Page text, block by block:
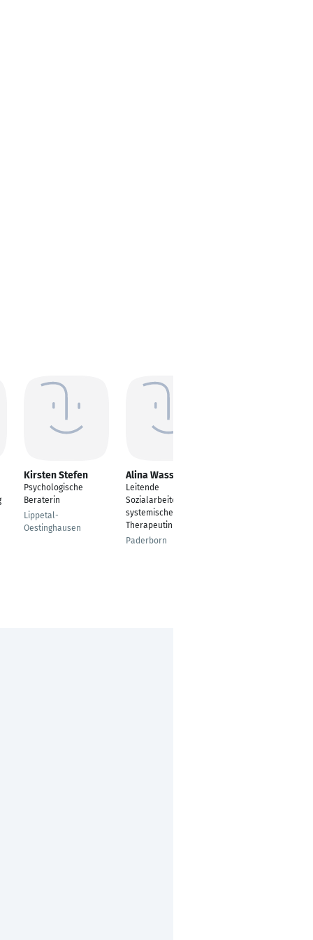
Kirsten Stefen
Psychologische
Beraterin
Lippetal-
Oestinghausen
Alina Wasser
Leitende
Sozialarbeiterin &
systemische
Therapeutin
Paderborn